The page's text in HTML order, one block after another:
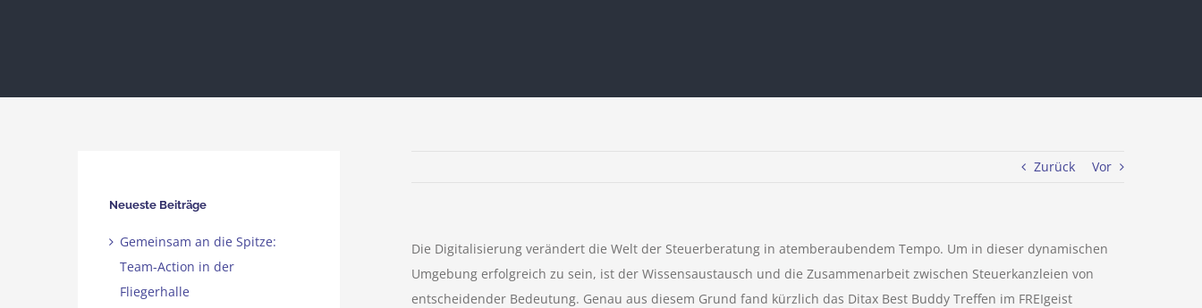
Zurück Vor
Die Digitalisierung verändert die Welt der Steuerberatung in atemberaubendem Tempo. Um in dieser dynamischen
Umgebung erfolgreich zu sein, ist der Wissensaustausch und die Zusammenarbeit zwischen Steuerkanzleien von
entscheidender Bedeutung. Genau aus diesem Grund fand kürzlich das Ditax Best Buddy Treffen im FREIgeist
Neueste Beiträge
Gemeinsam an die Spitze:
Team-Action in der
Fliegerhalle